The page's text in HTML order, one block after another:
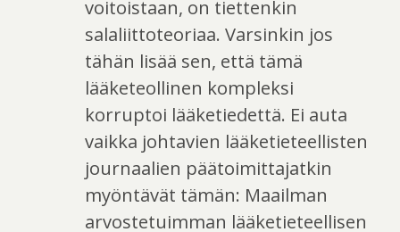
voitoistaan, on tiettenkin
salaliittoteoriaa. Varsinkin jos
tähän lisää sen, että tämä
lääketeollinen kompleksi
korruptoi lääketiedettä. Ei auta
vaikka johtavien lääketieteellisten
journaalien päätoimittajatkin
myöntävät tämän: Maailman
arvostetuimman lääketieteellisen